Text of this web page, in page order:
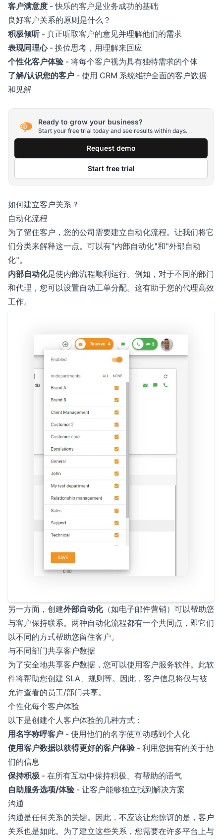
客户满意度 - 快乐的客户是业务成功的基础
良好客户关系的原则是什么？
积极倾听- 真正听取客户的意见并理解他们的需求
表现同理心- 换位思考，用理解来回应
个性化客户体验 - 将每个客户视为具有独特需求的个体
了解/认识您的客户 - 使用 CRM 系统维护全面的客户数据
和见解
Ready to grow your business?
Start your free trial today and see results within days.
Request demo
Start free trial
如何建立客户关系？
自动化流程
为了留住客户，您的公司需要建立自动化流程。让我们将它
们分类来解释这一点。可以有"内部自动化"和"外部自动
化"。
内部自动化是使内部流程顺利运行。例如，对于不同的部门
和代理，您可以设置自动工单分配。这有助于您的代理高效
工作。
另一方面，创建外部自动化（如电子邮件营销）可以帮助您
与客户保持联系。两种自动化流程都有一个共同点，即它们
以不同的方式帮助您留住客户。
与不同部门共享客户数据
为了安全地共享客户数据，您可以使用客户服务软件。此软
件将帮助您创建 SLA、规则等。因此，客户信息将仅与被
允许查看的员工/部门共享。
个性化每个客户体验
以下是创建个人客户体验的几种方式：
用名字称呼客户 - 使用他们的名字使互动感到个人化
使用客户数据以获得更好的客户体验 - 利用您拥有的关于他
们的信息
保持积极 - 在所有互动中保持积极、有帮助的语气
自助服务选项/体验 - 让客户能够独立找到解决方案
沟通
沟通是任何关系的关键。因此，不应该让您惊讶的是，客户
关系也是如此。为了建立这些关系，您需要在许多平台上与